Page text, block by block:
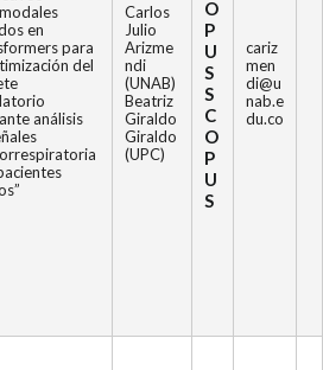
en
para
del
análisis
Carlos
Julio
Arizme
ndi
(UNAB)
Beatriz
Giraldo
Giraldo
(UPC)
O
P
U
S
S
C
O
P
U
S
cariz
men
di@u
nab.e
du.co